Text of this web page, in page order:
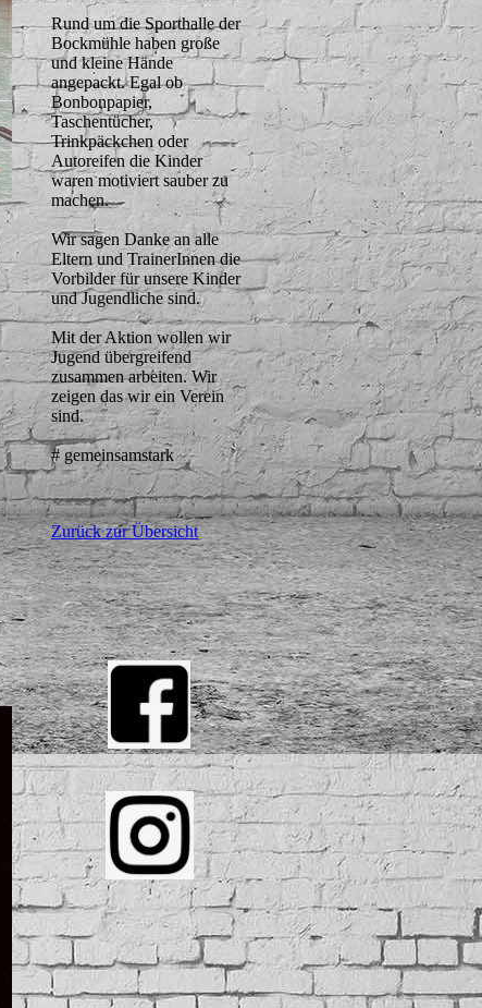
Rund um die Sporthalle der
Bockmühle haben große
und kleine Hände
angepackt. Egal ob
Bonbonpapier,
Taschentücher,
Trinkpäckchen oder
Autoreifen die Kinder
waren motiviert sauber zu
machen.
Wir sagen Danke an alle
Eltern und TrainerInnen die
Vorbilder für unsere Kinder
und Jugendliche sind.
Mit der Aktion wollen wir
Jugend übergreifend
zusammen arbeiten. Wir
zeigen das wir ein Verein
sind.
# gemeinsamstark
Zurück zur Übersicht